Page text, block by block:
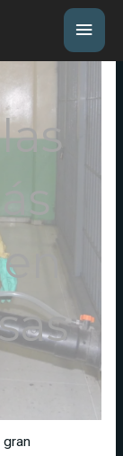
gran